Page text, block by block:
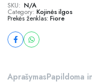
SKU: N/A
Category: Kojinės ilgos
Prekės ženklas:Fiore
AprašymasPapildoma